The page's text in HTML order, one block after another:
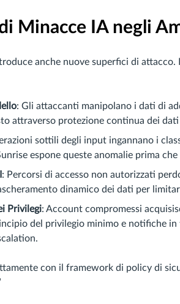
Minacce IA negli
anche nuove superfici di
: Gli attaccanti manipolano i dati di
attraverso protezione continua dei
sottili degli input ingannano i
espone queste anomalie prima
: Percorsi di accesso non autorizzati
dinamico dei dati per
Privilegi: Account compromessi
del privilegio minimo e notifiche
con il framework di policy di